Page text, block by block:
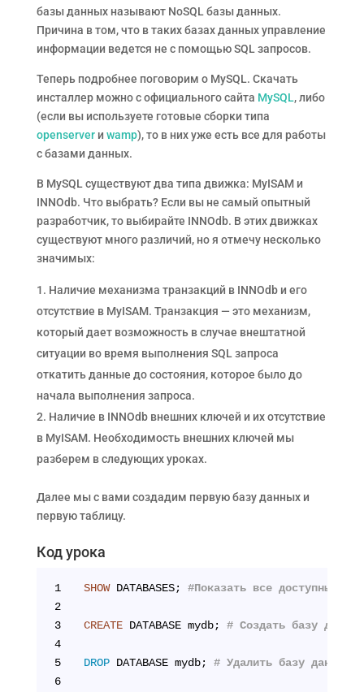
базы данных называют NoSQL базы данных.
Причина в том, что в таких базах данных управление
информации ведется не с помощью SQL запросов.
Теперь подробнее поговорим о MySQL. Скачать
инсталлер можно с официального сайта MySQL, либо
(если вы используете готовые сборки типа
openserver и wamp), то в них уже есть все для работы
с базами данных.
В MySQL существуют два типа движка: MyISAM и
INNOdb. Что выбрать? Если вы не самый опытный
разработчик, то выбирайте INNOdb. В этих движках
существуют много различий, но я отмечу несколько
значимых:
Наличие механизма транзакций в INNOdb и его
отсутствие в MyISAM. Транзакция — это механизм,
который дает возможность в случае внештатной
ситуации во время выполнения SQL запроса
откатить данные до состояния, которое было до
начала выполнения запроса.
Наличие в INNOdb внешних ключей и их отсутствие
в MyISAM. Необходимость внешних ключей мы
разберем в следующих уроках.
Далее мы с вами создадим первую базу данных и
первую таблицу.
Код урока
1 SHOW DATABASES; #Показать все доступные
2
3
CREATE DATABASE mydb; # Создать базу
4
5
DROP DATABASE mydb; # Удалить базу данных
6